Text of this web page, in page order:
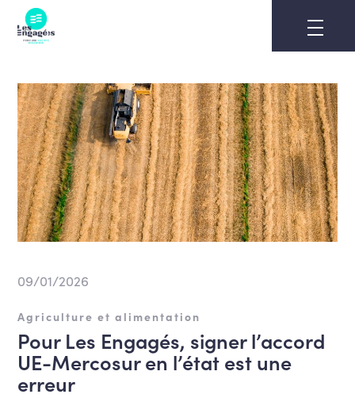
content
09/01/2026
Agriculture et alimentation
Pour Les Engagés, signer l’accord
UE-Mercosur en l’état est une
erreur